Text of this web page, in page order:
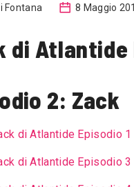
Fontana 8 Maggio
di Atlantide
2: Zack
di Atlantide Episodio 1
di Atlantide Episodio 3